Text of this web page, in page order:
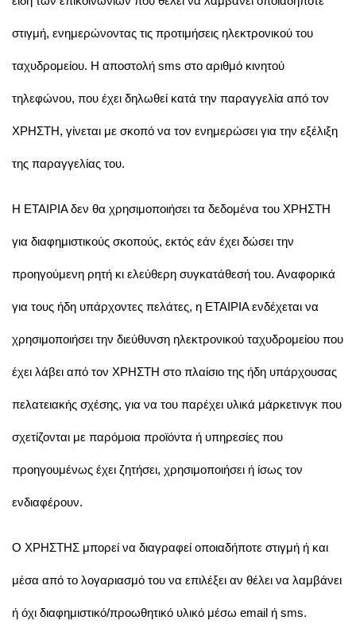
στιγμή, ενημερώνοντας τις προτιμήσεις ηλεκτρονικού του
ταχυδρομείου. Η αποστολή sms στο αριθμό κινητού
τηλεφώνου, που έχει δηλωθεί κατά την παραγγελία από τον
ΧΡΗΣΤΗ, γίνεται με σκοπό να τον ενημερώσει για την εξέλιξη
της παραγγελίας του.
Η ΕΤΑΙΡΙΑ δεν θα χρησιμοποιήσει τα δεδομένα του ΧΡΗΣΤΗ
για διαφημιστικούς σκοπούς, εκτός εάν έχει δώσει την
προηγούμενη ρητή κι ελεύθερη συγκατάθεσή του. Αναφορικά
για τους ήδη υπάρχοντες πελάτες, η ΕΤΑΙΡΙΑ ενδέχεται να
χρησιμοποιήσει την διεύθυνση ηλεκτρονικού ταχυδρομείου που
έχει λάβει από τον ΧΡΗΣΤΗ στο πλαίσιο της ήδη υπάρχουσας
πελατειακής σχέσης, για να του παρέχει υλικά μάρκετινγκ που
σχετίζονται με παρόμοια προϊόντα ή υπηρεσίες που
προηγουμένως έχει ζητήσει, χρησιμοποιήσει ή ίσως τον
ενδιαφέρουν.
Ο ΧΡΗΣΤΗΣ μπορεί να διαγραφεί οποιαδήποτε στιγμή ή και
μέσα από το λογαριασμό του να επιλέξει αν θέλει να λαμβάνει
ή όχι διαφημιστικό/προωθητικό υλικό μέσω email ή sms.